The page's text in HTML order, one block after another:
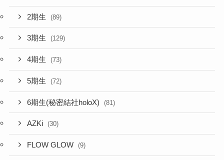
2期生 (89)
3期生 (129)
4期生 (73)
5期生 (72)
6期生(秘密結社holoX) (81)
AZKi (30)
FLOW GLOW (9)